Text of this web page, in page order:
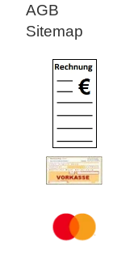
AGB
Sitemap